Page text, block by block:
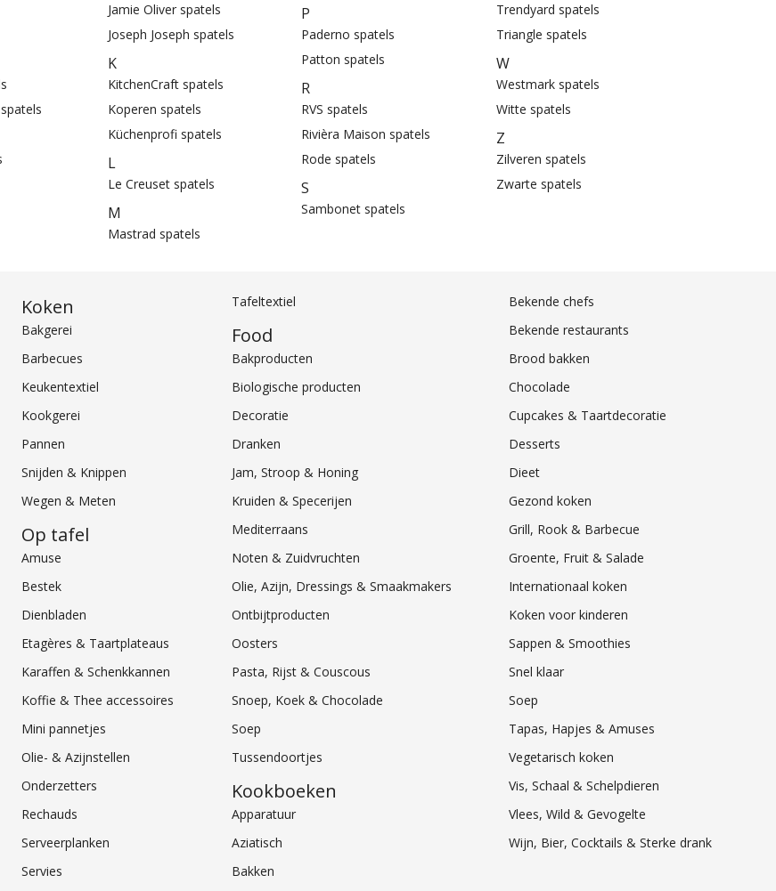
Jamie Oliver spatels
Joseph Joseph spatels
K
KitchenCraft spatels
Koperen spatels
Küchenprofi spatels
L
Le Creuset spatels
M
Mastrad spatels
P
Paderno spatels
Patton spatels
R
RVS spatels
Rivièra Maison spatels
Rode spatels
S
Sambonet spatels
Trendyard spatels
Triangle spatels
W
Westmark spatels
Witte spatels
Z
Zilveren spatels
Zwarte spatels
Koken
Bakgerei
Barbecues
Keukentextiel
Kookgerei
Pannen
Snijden & Knippen
Wegen & Meten
Op tafel
Amuse
Bestek
Dienbladen
Etagères & Taartplateaus
Karaffen & Schenkkannen
Koffie & Thee accessoires
Mini pannetjes
Olie- & Azijnstellen
Onderzetters
Rechauds
Serveerplanken
Servies
Tafeltextiel
Food
Bakproducten
Biologische producten
Decoratie
Dranken
Jam, Stroop & Honing
Kruiden & Specerijen
Mediterraans
Noten & Zuidvruchten
Olie, Azijn, Dressings & Smaakmakers
Ontbijtproducten
Oosters
Pasta, Rijst & Couscous
Snoep, Koek & Chocolade
Soep
Tussendoortjes
Kookboeken
Apparatuur
Aziatisch
Bakken
Bekende chefs
Bekende restaurants
Brood bakken
Chocolade
Cupcakes & Taartdecoratie
Desserts
Dieet
Gezond koken
Grill, Rook & Barbecue
Groente, Fruit & Salade
Internationaal koken
Koken voor kinderen
Sappen & Smoothies
Snel klaar
Soep
Tapas, Hapjes & Amuses
Vegetarisch koken
Vis, Schaal & Schelpdieren
Vlees, Wild & Gevogelte
Wijn, Bier, Cocktails & Sterke drank